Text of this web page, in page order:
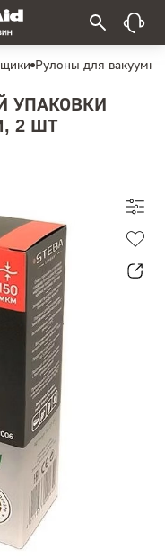
Рулоны для
УПАКОВКИ
2 ШТ